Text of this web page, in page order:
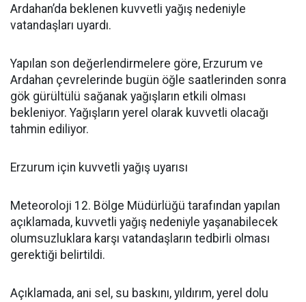
Ardahan’da beklenen kuvvetli yağış nedeniyle
vatandaşları uyardı.
Yapılan son değerlendirmelere göre, Erzurum ve
Ardahan çevrelerinde bugün öğle saatlerinden sonra
gök gürültülü sağanak yağışların etkili olması
bekleniyor. Yağışların yerel olarak kuvvetli olacağı
tahmin ediliyor.
Erzurum için kuvvetli yağış uyarısı
Meteoroloji 12. Bölge Müdürlüğü tarafından yapılan
açıklamada, kuvvetli yağış nedeniyle yaşanabilecek
olumsuzluklara karşı vatandaşların tedbirli olması
gerektiği belirtildi.
Açıklamada, ani sel, su baskını, yıldırım, yerel dolu